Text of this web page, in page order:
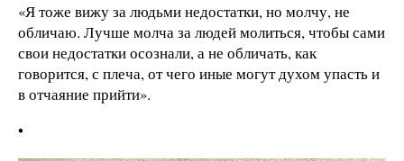
«Я тоже вижу за людьми недостатки, но молчу, не
обличаю. Лучше молча за людей молиться, чтобы сами
свои недостатки осознали, а не обличать, как
говорится, с плеча, от чего иные могут духом упасть и
в отчаяние прийти».
•